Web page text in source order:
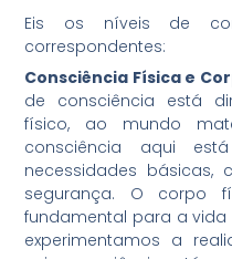
Eis os níveis de
correspondentes:
Consciência Física e
de consciência está
físico, ao mundo
consciência aqui
necessidades básicas,
segurança. O corpo
fundamental para a
experimentamos a